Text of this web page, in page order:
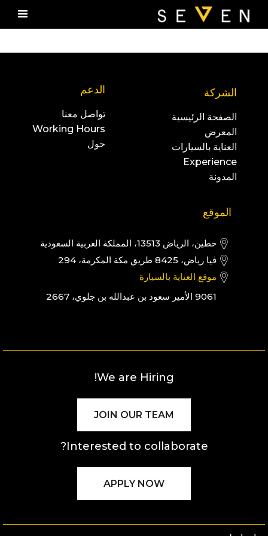
الشركة
الصفحة الرئيسية
المعرض
العناية بالسيارات
Experience
المدونة
الدعم
تواصل معنا
Working Hours
حول
الموقع
حطين، الرياض 13513، المملكة العربية السعودية
ڤيا رياض، 8425 طريق مكة المكرمة، 294
موقع العناية بالسيارة
9061 الأمير سعود بن عبدالله بن جلوي، 2667
We are Hiring!
JOIN OUR TEAM
Interested to collaborate?
APPLY NOW